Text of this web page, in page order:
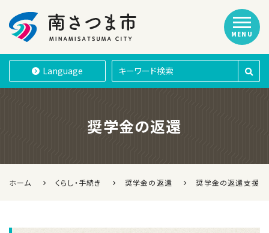
南さつま市
Language
MENU
奨学金の返還
ホーム くらし・手続き 奨学金の返還 奨学金の返還支援